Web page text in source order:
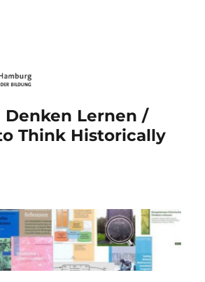
Denken Lernen /
Think Historically